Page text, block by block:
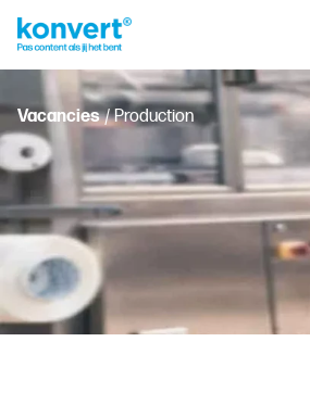
Vacancies/ Production